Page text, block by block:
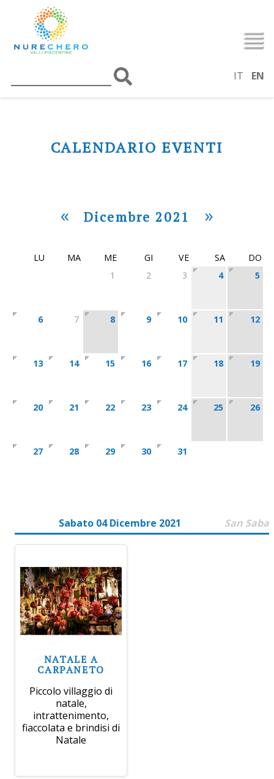
IT EN
CALENDARIO EVENTI
« Dicembre 2021 »
LU MA ME GI VE SA
DO
1
2 3 4 5
6 7 8 9 10 11 12
13 14 15 16 17 18 19
20 21 22 23 24 25 26
27 28 29 30 31
Sabato 04 Dicembre 2021 San Saba
NATALE A
CARPANETO
Piccolo villaggio di
natale,
intrattenimento,
fiaccolata e brindisi di
Natale